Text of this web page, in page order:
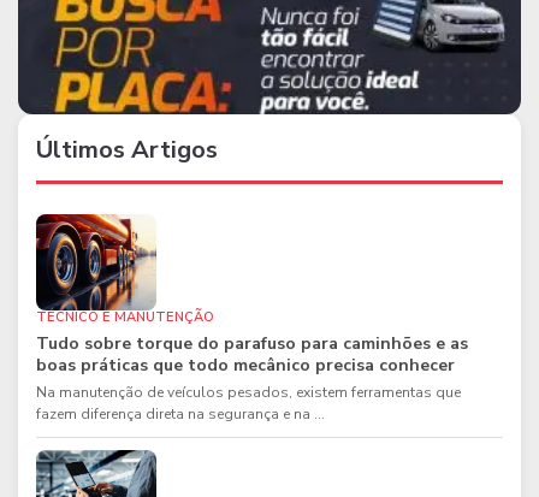
Últimos Artigos
TÉCNICO E MANUTENÇÃO
Tudo sobre torque do parafuso para caminhões e as
boas práticas que todo mecânico precisa conhecer
Na manutenção de veículos pesados, existem ferramentas que
fazem diferença direta na segurança e na ...